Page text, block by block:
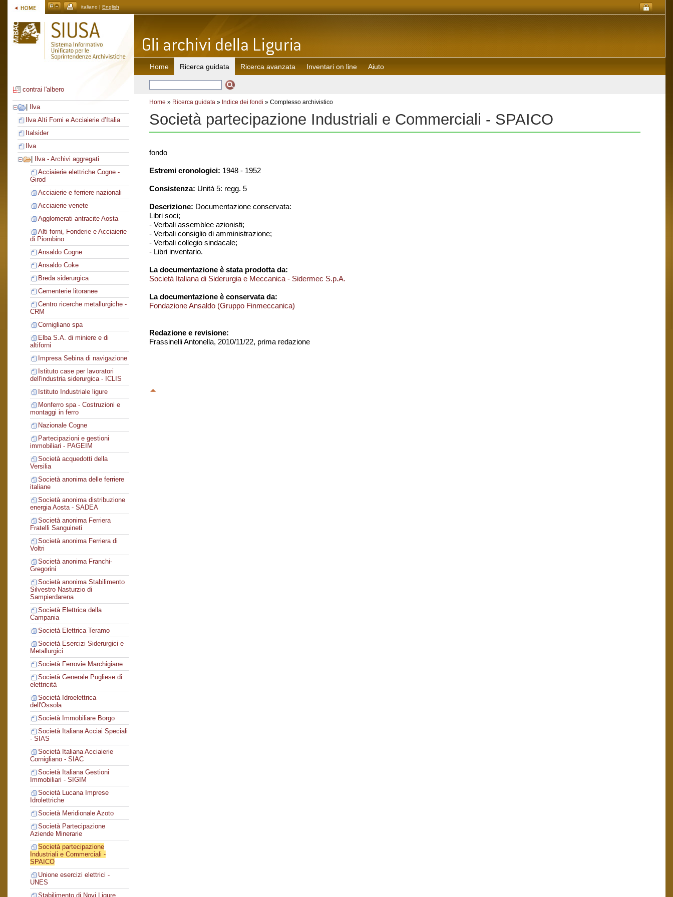
italiano | English
contrai l'albero
Ilva
Ilva Alti Forni e Acciaierie d’Italia
Italsider
Ilva
Ilva - Archivi aggregati
Acciaierie elettriche Cogne -
Girod
Acciaierie e ferriere nazionali
Acciaierie venete
Agglomerati antracite Aosta
Alti forni, Fonderie e Acciaierie
di Piombino
Ansaldo Cogne
Ansaldo Coke
Breda siderurgica
Cementerie litoranee
Centro ricerche metallurgiche -
CRM
Cornigliano spa
Elba S.A. di miniere e di
altiforni
Impresa Sebina di navigazione
Istituto case per lavoratori
dell'industria siderurgica - ICLIS
Istituto Industriale ligure
Monferro spa - Costruzioni e
montaggi in ferro
Nazionale Cogne
Partecipazioni e gestioni
immobiliari - PAGEIM
Società acquedotti della
Versilia
Società anonima delle ferriere
italiane
Società anonima distribuzione
energia Aosta - SADEA
Società anonima Ferriera
Fratelli Sanguineti
Società anonima Ferriera di
Voltri
Società anonima Franchi-
Gregorini
Società anonima Stabilimento
Silvestro Nasturzio di
Sampierdarena
Società Elettrica della
Campania
Società Elettrica Teramo
Società Esercizi Siderurgici e
Metallurgici
Società Ferrovie Marchigiane
Società Generale Pugliese di
elettricità
Società Idroelettrica
dell'Ossola
Società Immobiliare Borgo
Società Italiana Acciai Speciali
- SIAS
Società Italiana Acciaierie
Cornigliano - SIAC
Società Italiana Gestioni
Immobiliari - SIGIM
Società Lucana Imprese
Idrolettriche
Società Meridionale Azoto
Società Partecipazione
Aziende Minerarie
Società partecipazione
Industriali e Commerciali -
SPAICO
Unione esercizi elettrici -
UNES
Stabilimento di Novi Ligure
Home Ricerca guidata Ricerca avanzata Inventari on line Aiuto
Home » Ricerca guidata » Indice dei fondi » Complesso archivistico
Società partecipazione Industriali e Commerciali - SPAICO
fondo
Estremi cronologici: 1948 - 1952
Consistenza: Unità 5: regg. 5
Descrizione: Documentazione conservata:
Libri soci;
- Verbali assemblee azionisti;
- Verbali consiglio di amministrazione;
- Verbali collegio sindacale;
- Libri inventario.
La documentazione è stata prodotta da:
Società Italiana di Siderurgia e Meccanica - Sidermec S.p.A.
La documentazione è conservata da:
Fondazione Ansaldo (Gruppo Finmeccanica)
Redazione e revisione:
Frassinelli Antonella, 2010/11/22, prima redazione